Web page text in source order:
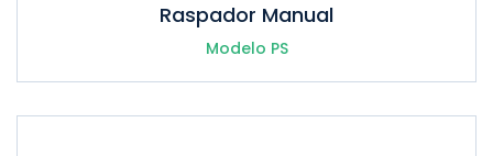
Raspador Manual
Modelo PS